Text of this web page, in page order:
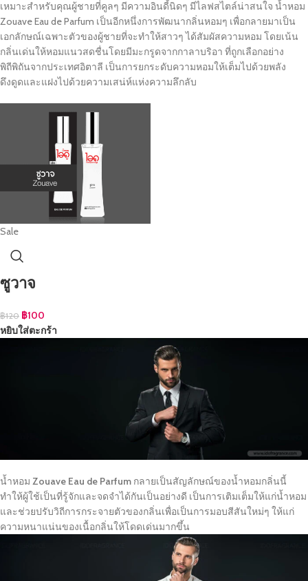
เหมาะสำหรับคุณผู้ชายที่คูลๆ มีความอินดี้นิดๆ มีไลฟสไตล์น่าสนใจ น้ำหอม
Zouave Eau de Parfum เป็นอีกหนึ่งการพัฒนากลิ่นหอมๆ เพื่อกลายมาเป็น
เอกลักษณ์เฉพาะตัวของผู้ชายที่จะทำให้สาวๆ ได้สัมผัสความหอม โดยเน้น
กลิ่นเด่นให้หอมแนวสดชื่นโดยมีมะกรูดจากกาลาบริอา ที่ถูกเลือกอย่าง
พิถีพิถันจากประเทศอิตาลี เป็นการยกระดับความหอมให้เต็มไปด้วยพลัง
ดึงดูดและแฝงไปด้วยความเสน่ห์แห่งความลึกลับ
Sale
ซูวาจ
฿120 ฿100
หยิบใส่ตะกร้า
น้ำหอม Zouave Eau de Parfum กลายเป็นสัญลักษณ์ของน้ำหอมกลิ่นนี้
ทำให้ผู้ใช้เป็นที่รู้จักและจดจำได้กันเป็นอย่างดี เป็นการเติมเต็มให้แก่น้ำหอม
และช่วยปรับวิถีการกระจายตัวของกลิ่นเพื่อเป็นการมอบสีสันใหม่ๆ ให้แก่
ความหนาแน่นของเนื้อกลิ่นให้โดดเด่นมากขึ้น